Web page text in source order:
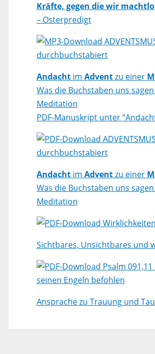
Kräfte, gegen die wir
– Osterpredigt
durchbuchstabiert
Andachtim Adventzu einer
Was die Buchstaben uns
Meditation
PDF-Manuskript unter
durchbuchstabiert
Andachtim Adventzu einer
Was die Buchstaben uns
Meditation
Wirklichkeiten
Sichtbares, Unsichtbares und
Psalm
seinen Engeln befohlen
Ansprache zu Trauung und